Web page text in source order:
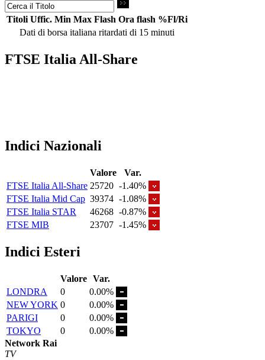
Titoli Uffic. Min Max Flash Ora flash %Fl/Ri
Dati di borsa italiana ritardati di 15 minuti
FTSE Italia All-Share
Indici Nazionali
Valore
Var.
FTSE Italia All-Share 25720 -1.40%
FTSE Italia Mid Cap 39374 -1.08%
FTSE Italia STAR
46268 -0.87%
FTSE MIB
23707 -1.45%
Indici Esteri
Valore Var.
LONDRA
0
0.00%
NEW YORK 0
0.00%
PARIGI
0
0.00%
TOKYO
0
0.00%
Network Rai
TV